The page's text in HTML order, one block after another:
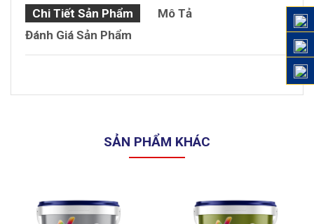
Chi Tiết Sản Phẩm
Mô Tả
Đánh Giá Sản Phẩm
SẢN PHẨM KHÁC